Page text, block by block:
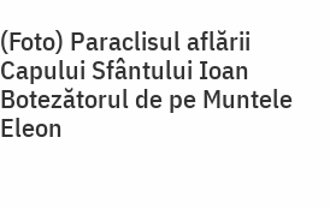
(Foto) Paraclisul aflării
Capului Sfântului Ioan
Botezătorul de pe Muntele
Eleon